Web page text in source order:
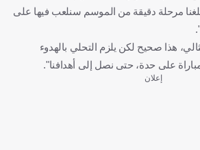
مرحلة دقيقة من الموسم سنلعب فيها على
هذا صحيح لكن يلزم التحلي بالهدوء
على حدة، حتى نصل إلى أهدافنا".
إعلان